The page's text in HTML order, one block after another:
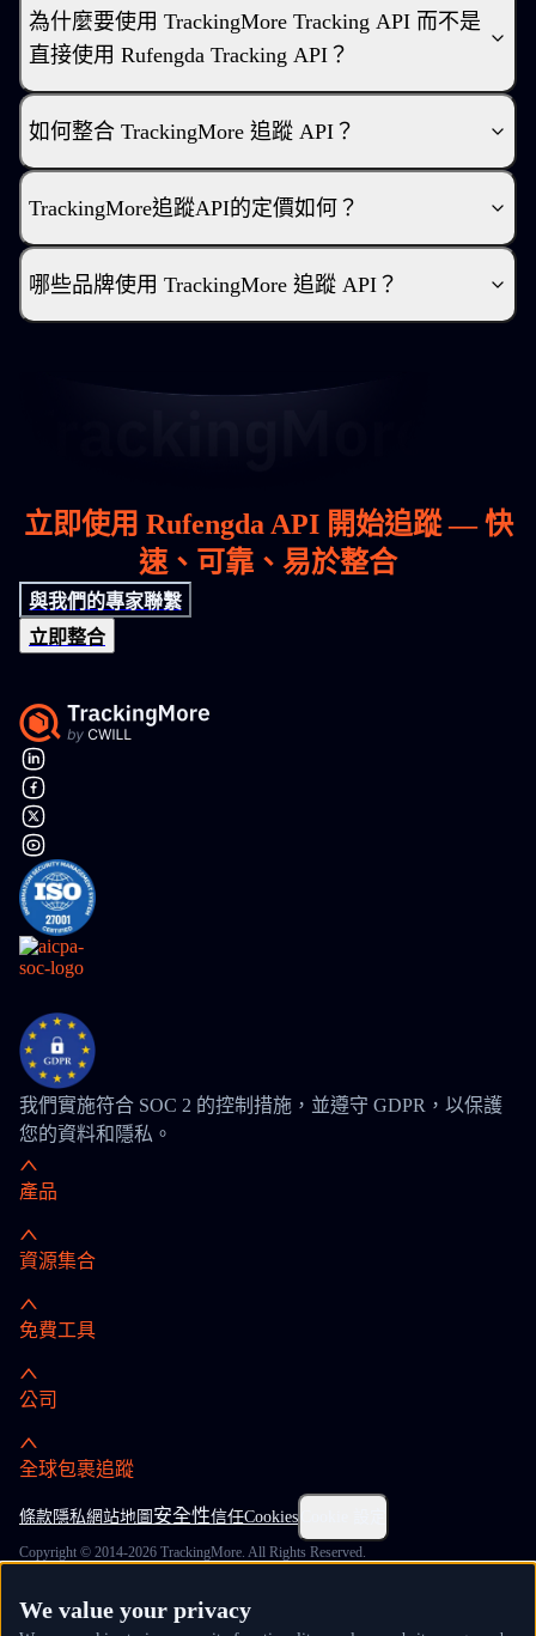
為什麼要使用 TrackingMore Tracking API 而不是
直接使用 Rufengda Tracking API？
如何整合 TrackingMore 追蹤 API？
TrackingMore追蹤API的定價如何？
哪些品牌使用 TrackingMore 追蹤 API？
立即使用 Rufengda API 開始追蹤 — 快
速、可靠、易於整合
與我們的專家聯繫
立即整合
我們實施符合 SOC 2 的控制措施，並遵守 GDPR，以保護
您的資料和隱私。
產品
資源集合
免費工具
公司
全球包裹追蹤
條款隱私網站地圖 安全性信任Cookies
Copyright © 2014-2026 TrackingMore. All Rights Reserved.
We value your privacy